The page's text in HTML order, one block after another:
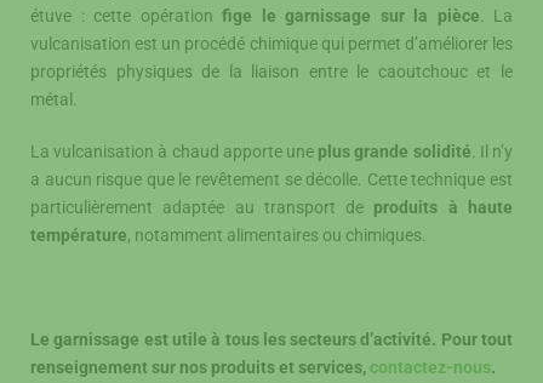
étuve : cette opération fige le garnissage sur la pièce. La
vulcanisation est un procédé chimique qui permet d’améliorer les
propriétés physiques de la liaison entre le caoutchouc et le
métal.
La vulcanisation à chaud apporte une plus grande solidité. Il n’y
a aucun risque que le revêtement se décolle. Cette technique est
particulièrement adaptée au transport de produits à haute
température, notamment alimentaires ou chimiques.
Le garnissage est utile à tous les secteurs d’activité. Pour tout
renseignement sur nos produits et services, contactez-nous.